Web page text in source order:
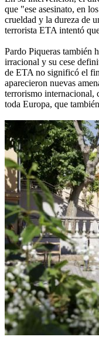
que "ese asesinato, en
crueldad y la dureza de
terrorista ETA intentó
Pardo Piqueras también
irracional y su cese
de ETA no significó el
aparecieron nuevas
terrorismo internacional,
toda Europa, que